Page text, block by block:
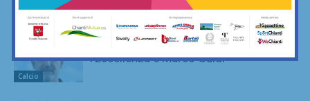
Calcio
stagione
Calcio
Poggibonsi, il nuovo allenatore per
l’Eccellenza è Marco Guidi